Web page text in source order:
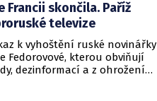
Francii skončila. Paříž
televize
k vyhoštění ruské novinářky
Fedorovové, kterou obviňují
dezinformací a z ohrožení